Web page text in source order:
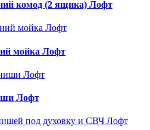
комод (2 ящика) Лофт
мойка Лофт
Лофт